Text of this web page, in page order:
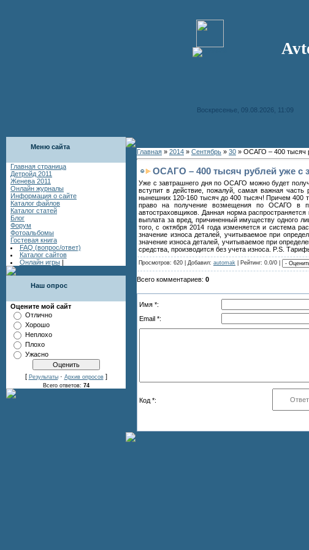
Воскресенье, 09.08.2026, 11:09
Меню сайта
Главная страница
Детройд 2011
Женева 2011
Онлайн журналы
Информация о сайте
Каталог файлов
Каталог статей
Блог
Форум
Фотоальбомы
Гостевая книга
FAQ (вопрос/ответ)
Каталог сайтов
Онлайн игры |
Наш опрос
Оцените мой сайт
Отлично
Хорошо
Неплохо
Плохо
Ужасно
[ Результаты· Архив опросов]
Всего ответов: 74
Главная » 2014 » Сентябрь » 30 » ОСАГО – 400 тысяч
ОСАГО – 400 тысяч рублей уже с
Уже с завтрашнего дня по ОСАГО можно будет
вступит в действие, пожалуй, самая важная
нынешних 120-160 тысяч до 400 тысяч! Причем 400
право на получение возмещения по ОСАГО в
автостраховщиков. Данная норма
выплата за вред, причиненный имуществу одного
того, с октября 2014 года изменяется и система
значение износа деталей, учитываемое при
значение износа деталей, учитываемое при
средства, производится без учета износа. P.S.
Просмотров: 620 | Добавил: automak | Рейтинг: 0.0/0 |
Всего комментариев: 0
Имя *:
Email *:
Код *: